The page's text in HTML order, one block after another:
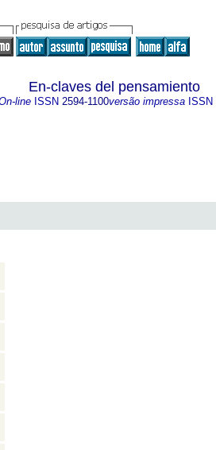
En-claves del pensamiento
lineISSN 2594-1100versão impressaISSN